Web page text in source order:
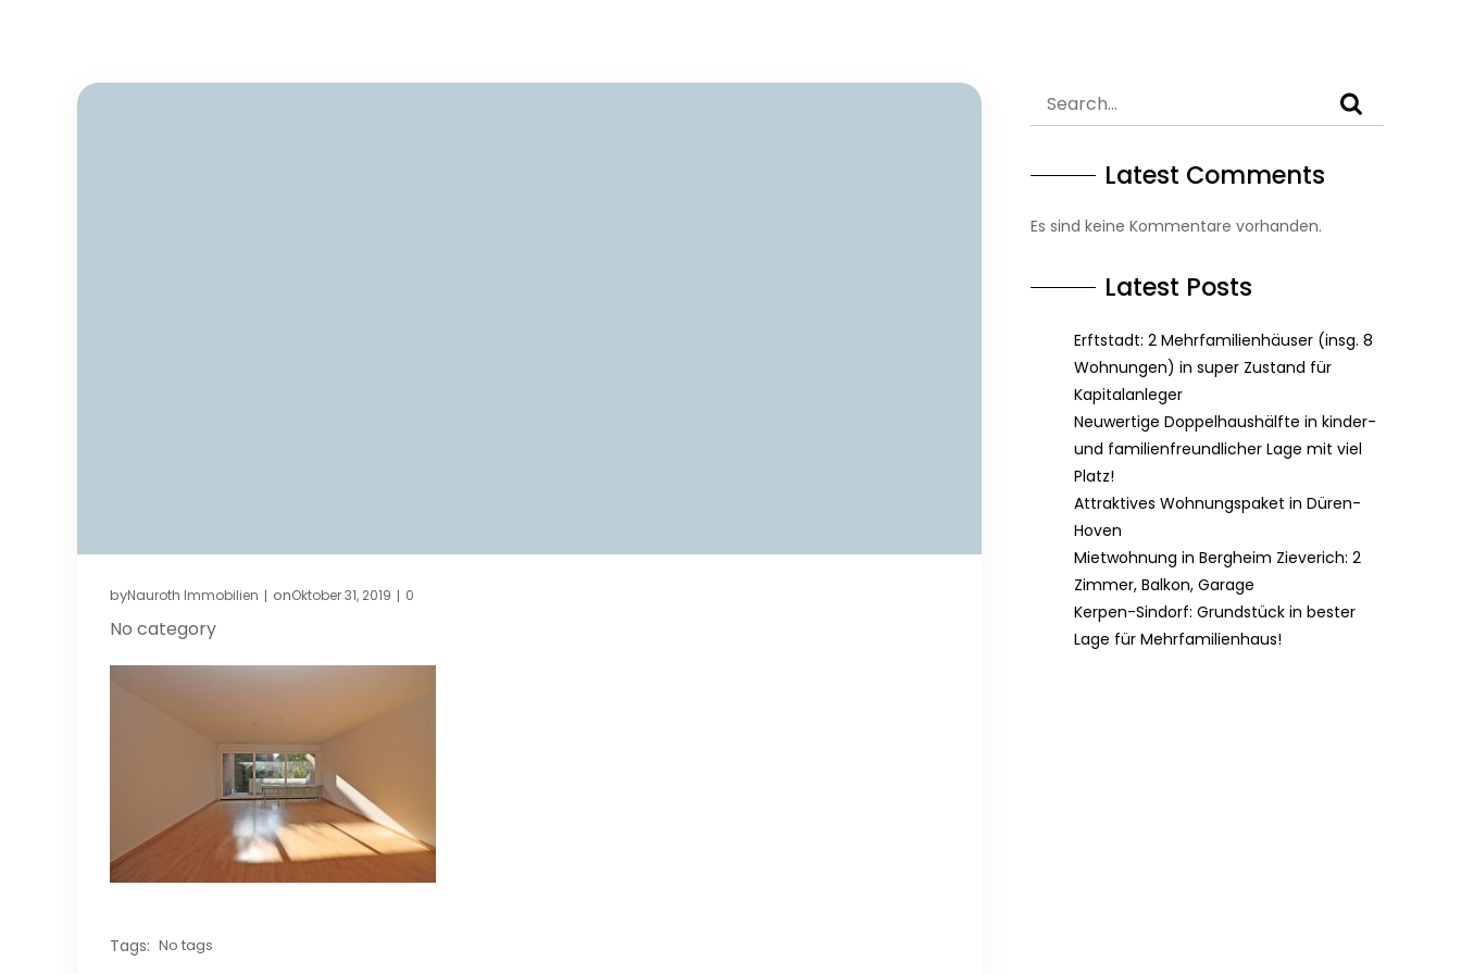
byNauroth Immobilien | onOktober 31, 2019 | 0
No category
Tags: No tags
Latest Comments
Es sind keine Kommentare vorhanden.
Latest Posts
Erftstadt: 2 Mehrfamilienhäuser (insg. 8
Wohnungen) in super Zustand für
Kapitalanleger
Neuwertige Doppelhaushälfte in kinder-
und familienfreundlicher Lage mit viel
Platz!
Attraktives Wohnungspaket in Düren-
Hoven
Mietwohnung in Bergheim Zieverich: 2
Zimmer, Balkon, Garage
Kerpen-Sindorf: Grundstück in bester
Lage für Mehrfamilienhaus!